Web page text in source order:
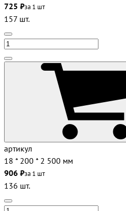
725 ₽за 1 шт
157 шт.
артикул
18 * 200 * 2 500 мм
906 ₽за 1 шт
136 шт.